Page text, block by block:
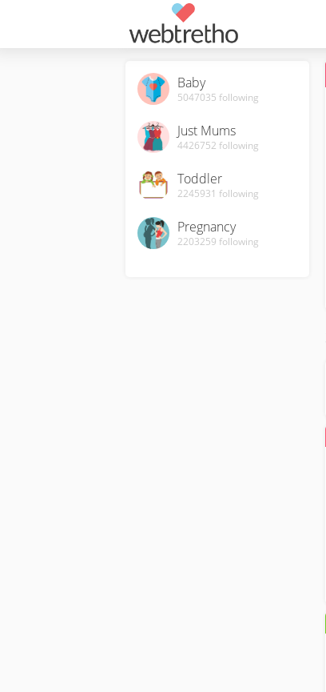
Baby
5047035 following
Just Mums
4426752 following
Toddler
2245931 following
Pregnancy
2203259 following